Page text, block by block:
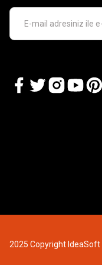
2025 Copyright IdeaSoft -